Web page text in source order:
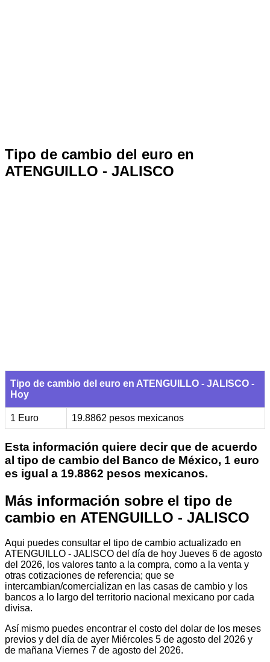
Tipo de cambio del euro en
ATENGUILLO - JALISCO
Tipo de cambio del euro en ATENGUILLO - JALISCO -
Hoy
1 Euro 19.8862 pesos mexicanos
Esta información quiere decir que de acuerdo
al tipo de cambio del Banco de México, 1 euro
es igual a 19.8862 pesos mexicanos.
Más información sobre el tipo de
cambio en ATENGUILLO - JALISCO
Aqui puedes consultar el tipo de cambio actualizado en
ATENGUILLO - JALISCO del día de hoy Jueves 6 de agosto
del 2026, los valores tanto a la compra, como a la venta y
otras cotizaciones de referencia; que se
intercambian/comercializan en las casas de cambio y los
bancos a lo largo del territorio nacional mexicano por cada
divisa.
Así mismo puedes encontrar el costo del dolar de los meses
previos y del día de ayer Miércoles 5 de agosto del 2026 y
de mañana Viernes 7 de agosto del 2026.